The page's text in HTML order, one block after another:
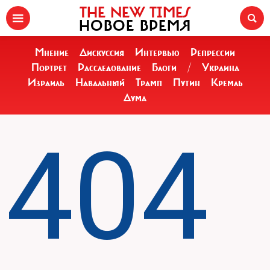
THE NEW TIMES
НОВОЕ ВРЕМЯ
Мнение Дискуссия Интервью
Репрессии
Портрет
Расследование Блоги /
Украина
Израиль
Навальный Трамп Путин
Кремль
Дума
404